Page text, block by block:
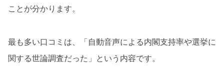
ことが分かります。
最も多い口コミは、「自動音声による内閣支持率や選挙に
関する世論調査だった」という内容です。